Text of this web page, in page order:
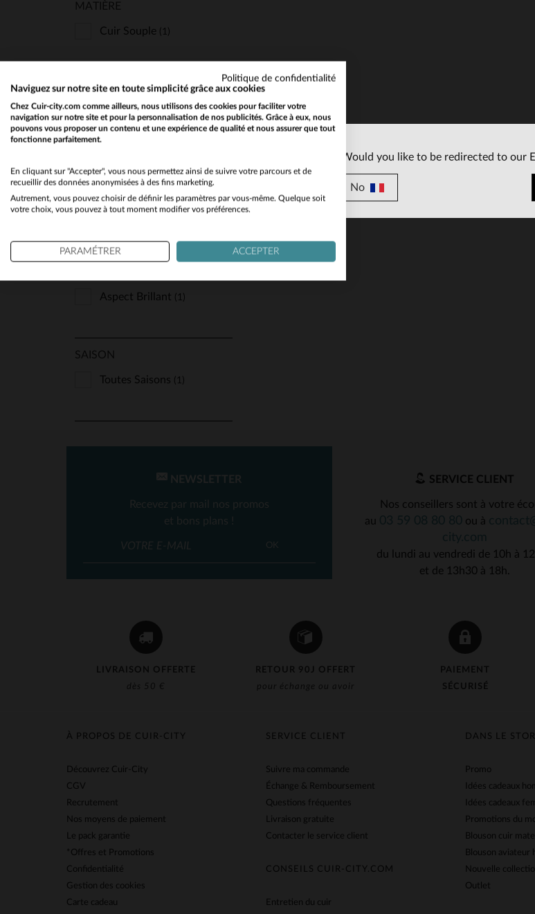
MATIÈRE
Cuir Souple (1)
COUPE
Regular(1)
TYPE
Aviateur(1)
Aspect Brillant (1)
SAISON
Toutes Saisons (1)
M L
LIVRAISON OFFERTE
dès 50 €
RETOUR 90J OFFERT
pour échange ou avoir
PAIEMENT
SÉCURISÉ
NEWSLETTER
Recevez par mail nos promos
et bons plans !
OK
SERVICE CLIENT
Nos conseillers sont à votre
au
ou à
du lundi au vendredi de 10h à
et de 13h30 à 18h.
SERVICE CLIENT
Suivre ma commande
Échange & Remboursement
Questions fréquentes
Livraison gratuite
Contacter le service client
CONSEILS CUIR-CITY.COM
Entretien du cuir
DANS LE
Promo
Idées cadeaux
Idées cadeaux
Promotions du
Blouson cuir
Blouson aviateur
Nouvelle
Outlet
À PROPOS DE CUIR-CITY
Découvrez Cuir-City
CGV
Recrutement
Nos moyens de paiement
Le pack garantie
*Offres et Promotions
Confidentialité
Gestion des cookies
Carte cadeau
Would you like to be redirected to our
No
Politique de confidentialité
Naviguez sur notre site en toute simplicité grâce aux cookies
Chez Cuir-city.com comme ailleurs, nous utilisons des cookies pour faciliter votre
navigation sur notre site et pour la personnalisation de nos publicités. Grâce à eux, nous
pouvons vous proposer un contenu et une expérience de qualité et nous assurer que tout
fonctionne parfaitement.
En cliquant sur "Accepter", vous nous permettez ainsi de suivre votre parcours et de
recueillir des données anonymisées à des fins marketing.
Autrement, vous pouvez choisir de définir les paramètres par vous-même. Quelque soit
votre choix, vous pouvez à tout moment modifier vos préférences.
PARAMÉTRER ACCEPTER